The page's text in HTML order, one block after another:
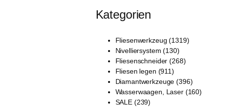
Kategorien
Fliesenwerkzeug (1319)
Nivelliersystem (130)
Fliesenschneider (268)
Fliesen legen (911)
Diamantwerkzeuge (396)
Wasserwaagen, Laser (160)
SALE (239)